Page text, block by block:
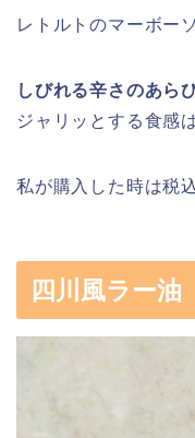
レトルトのマーボー
しびれる辛さのあら
ジャリッとする食感
私が購入した時は税
四川風ラー油